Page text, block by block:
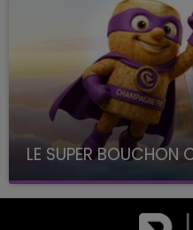
LE SUPER BOUCHON
avec La Famille